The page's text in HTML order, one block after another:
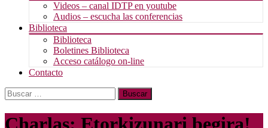
Videos – canal IDTP en youtube
Audios – escucha las conferencias
Biblioteca
Biblioteca
Boletines Biblioteca
Acceso catálogo on-line
Contacto
Buscar: